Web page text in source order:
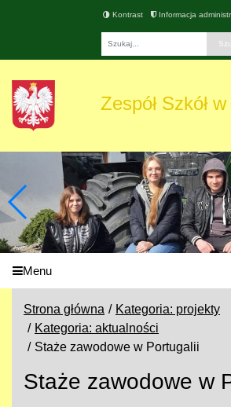
Kontrast Informacja
Zespół Szkół
Menu
Strona główna
Kategoria: projekty
Kategoria: aktualności
Staże zawodowe w Portugalii
Staże zawodowe w